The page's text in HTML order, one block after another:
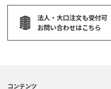
法人・大口注文も受付可
お問い合わせはこちら
コンテンツ